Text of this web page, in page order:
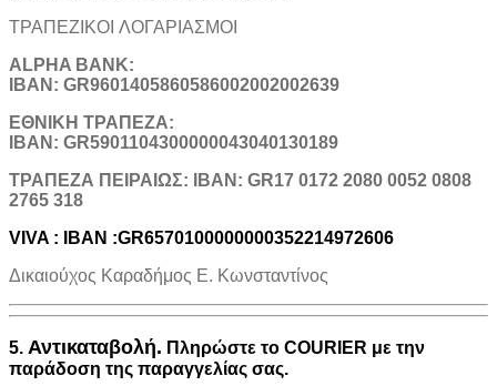
ΤΡΑΠΕΖΙΚOI ΛΟΓΑΡΙΑΣΜΟΙ
ALPHA BANK:
IBAN: GR9601405860586002002002639
ΕΘΝΙΚΗ ΤΡΑΠΕΖΑ:
IBAN: GR5901104300000043040130189
TΡΑΠΕΖΑ ΠΕΙΡΑΙΩΣ: IBAN: GR17 0172 2080 0052 0808
2765 318
VIVA : IBAN :GR6570100000000352214972606
Δικαιούχος Καραδήμος Ε. Κωνσταντίνος
5. Αντικαταβολή. Πληρώστε το COURIER με την
παράδοση της παραγγελίας σας.